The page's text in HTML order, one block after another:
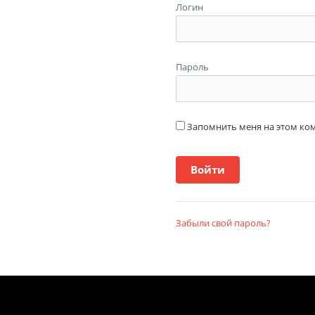
Логин
Пароль
Запомнить меня на этом
Забыли свой пароль?